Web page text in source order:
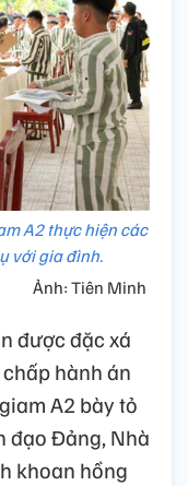
A2 thực hiện các
với gia đình.
Ảnh: Tiên Minh
được đặc xá
hành án
A2 bày tỏ
đạo Đảng, Nhà
khoan hồng